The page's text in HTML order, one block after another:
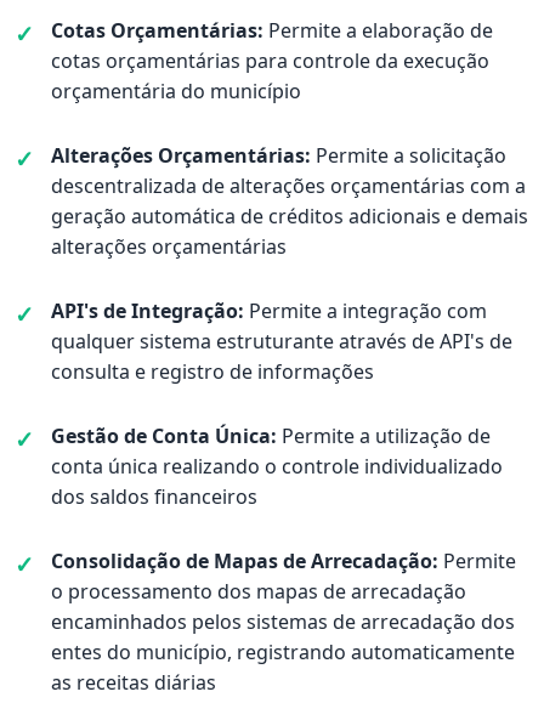
Cotas Orçamentárias: Permite a elaboração de
cotas orçamentárias para controle da execução
orçamentária do município
Alterações Orçamentárias: Permite a solicitação
descentralizada de alterações orçamentárias com a
geração automática de créditos adicionais e demais
alterações orçamentárias
API's de Integração: Permite a integração com
qualquer sistema estruturante através de API's de
consulta e registro de informações
Gestão de Conta Única: Permite a utilização de
conta única realizando o controle individualizado
dos saldos financeiros
Consolidação de Mapas de Arrecadação: Permite
o processamento dos mapas de arrecadação
encaminhados pelos sistemas de arrecadação dos
entes do município, registrando automaticamente
as receitas diárias